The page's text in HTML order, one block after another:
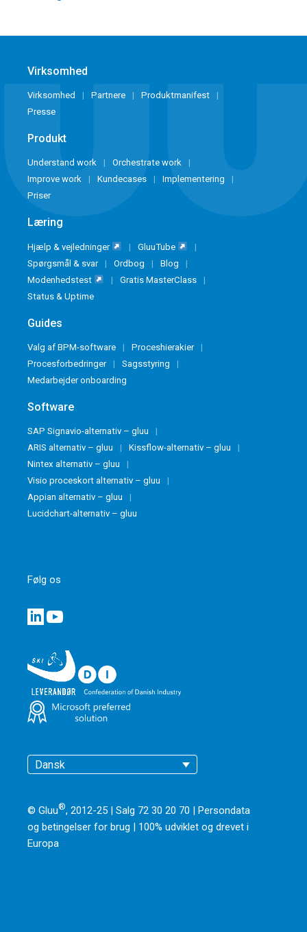
Virksomhed
Virksomhed Partnere
Produktmanifest
Presse
Produkt
Understand work
Orchestrate work
Improve work
Kundecases
Implementering
Priser
Læring
Hjælp & vejledninger
GluuTube
Spørgsmål & svar
Ordbog
Blog
Modenhedstest
Gratis MasterClass
Status & Uptime
Guides
Valg af BPM-software
Proceshierakier
Procesforbedringer
Sagsstyring
Medarbejder onboarding
Software
SAP Signavio-alternativ – gluu
ARIS alternativ – gluu
Kissflow-alternativ – gluu
Nintex alternativ – gluu
Visio proceskort alternativ – gluu
Appian alternativ – gluu
Lucidchart-alternativ – gluu
Følg os
Dansk
© Gluu®, 2012-25 | Salg 72 30 20 70 | Persondata
og betingelser for brug | 100% udviklet og drevet i
Europa